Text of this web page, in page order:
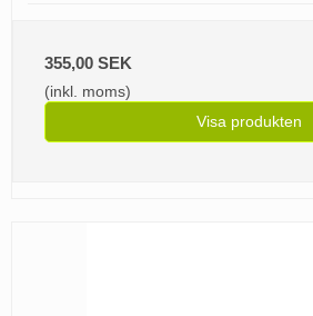
355,00 SEK
(inkl. moms)
Visa produkten